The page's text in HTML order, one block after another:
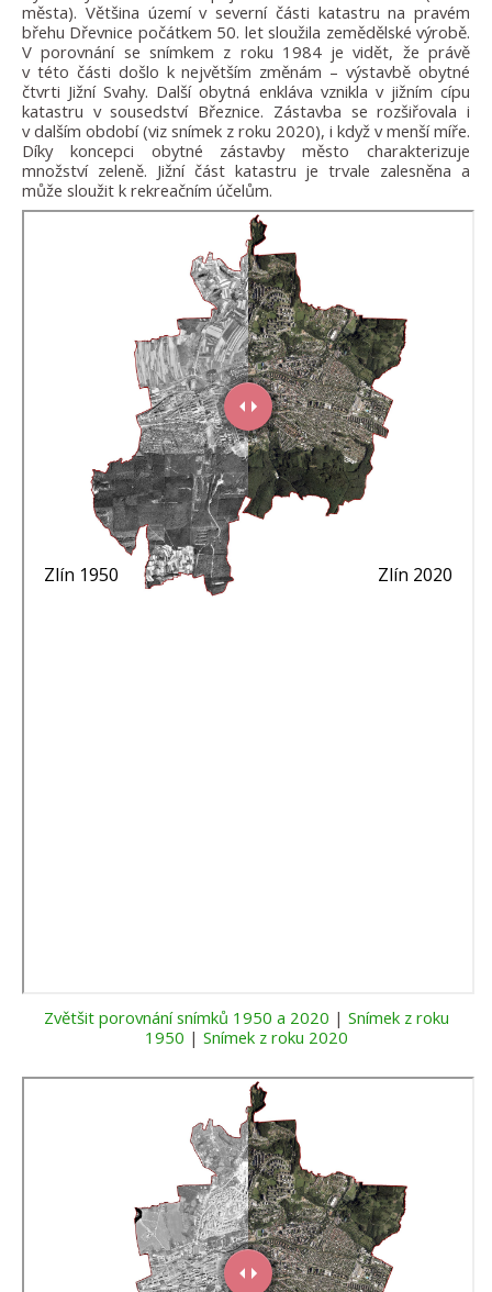
města). Většina území v severní části katastru na pravém
břehu Dřevnice počátkem 50. let sloužila zemědělské výrobě.
V porovnání se snímkem z roku 1984 je vidět, že právě
v této části došlo k největším změnám – výstavbě obytné
čtvrti Jižní Svahy. Další obytná enkláva vznikla v jižním cípu
katastru v sousedství Březnice. Zástavba se rozšiřovala i
v dalším období (viz snímek z roku 2020), i když v menší míře.
Díky koncepci obytné zástavby město charakterizuje
množství zeleně. Jižní část katastru je trvale zalesněna a
může sloužit k rekreačním účelům.
Zvětšit porovnání snímků 1950 a 2020 | Snímek z roku
1950 | Snímek z roku 2020